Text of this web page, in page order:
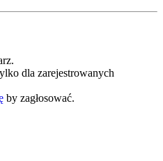
dla zarejestrowanych
by zagłosować.